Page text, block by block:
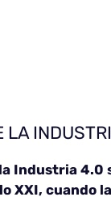
LA
Industria 4.0
XXI, cuando